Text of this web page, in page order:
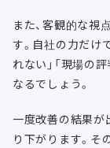
また、客観的な視
す。自社の力だけ
れない」「現場の
なるでしょう。
一度改善の結果が
り下がります。そ